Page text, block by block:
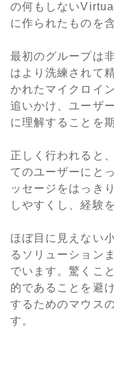
の何もしない
に作られたものを
最初のグループは
はより洗練されて
かれたマイクロイ
追いかけ、ユーザ
に理解することを
正しく行われると
てのユーザーにと
ッセージをはっき
しやすくし、経験
ほぼ目に見えない
るソリューション
でいます。驚くこ
的であることを避
するためのマウス
す。